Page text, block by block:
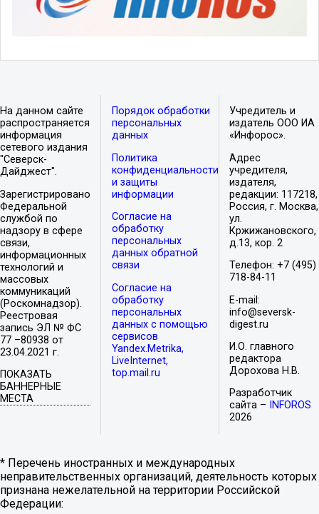
На данном сайте
распространяется
информация
сетевого издания
"Северск-
Дайджест".
Зарегистрировано
Федеральной
службой по
надзору в сфере
связи,
информационных
технологий и
массовых
коммуникаций
(Роскомнадзор).
Реестровая
запись ЭЛ № ФС
77 –80938 от
23.04.2021 г.
ПОКАЗАТЬ
БАННЕРНЫЕ
МЕСТА
Порядок обработки
персональных
данных
Политика
конфиденциальности
и защиты
информации
Согласие на
обработку
персональных
данных обратной
связи
Согласие на
обработку
персональных
данных с помощью
сервисов
Yandex.Metrika,
LiveInternet,
top.mail.ru
Учредитель и
издатель ООО ИА
«Инфорос».
Адрес
учредителя,
издателя,
редакции: 117218,
Россия, г. Москва,
ул.
Кржижановского,
д.13, кор. 2
Телефон: +7 (495)
718-84-11
E-mail:
info@seversk-
digest.ru
И.О. главного
редактора
Дорохова Н.В.
Разработчик
сайта –
INFOROS
2026
* Перечень иностранных и международных
неправительственных организаций, деятельность которых
признана нежелательной на территории Российской
Федерации: